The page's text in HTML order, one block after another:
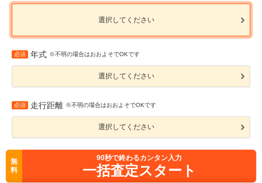
選択してください
必須 年式 ※不明の場合はおおよそでOKです
選択してください
必須 走行距離 ※不明の場合はおおよそでOKです
選択してください
無
料
90秒で終わるカンタン入力
一括査定スタート